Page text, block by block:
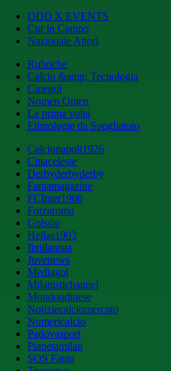
DDD X EVENTS
Cur in Campo
Nazionale Attori
Rubriche
Calcio &amp; Tecnologia
Cinegol
Nomen Omen
La prima volta
Etimologie da Spogliatoio
Calcionapoli1926
Cittaceleste
Derbyderbyderby
Fantamagazine
FCInter1908
Forzaroma
Golssip
Hellas1903
Ilmilanista
Juvenews
Mediagol
Milanistichannel
Mondoudinese
Notiziecalciomercato
Numericalcio
Padovasport
Pianetamilan
SOS Fanta